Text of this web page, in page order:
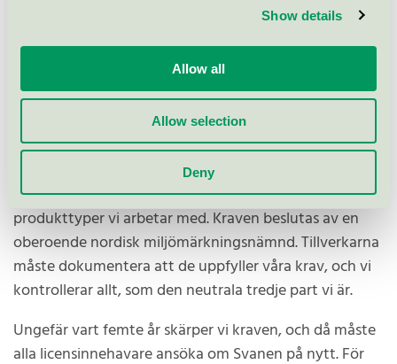
Show details
Allow all
Allow selection
Deny
Svanen bidrar till en vardag med
Svanen, Nordens officiella miljömärkning, är ett viktigt
verktyg för att påverka konsumenters och
producenters beteende.
Våra experter utformar stränga miljökrav för de 2-300
produkttyper vi arbetar med. Kraven beslutas av en
oberoende nordisk miljömärkningsnämnd. Tillverkarna
måste dokumentera att de uppfyller våra krav, och vi
kontrollerar allt, som den neutrala tredje part vi är.
Ungefär vart femte år skärper vi kraven, och då måste
alla licensinnehavare ansöka om Svanen på nytt. För